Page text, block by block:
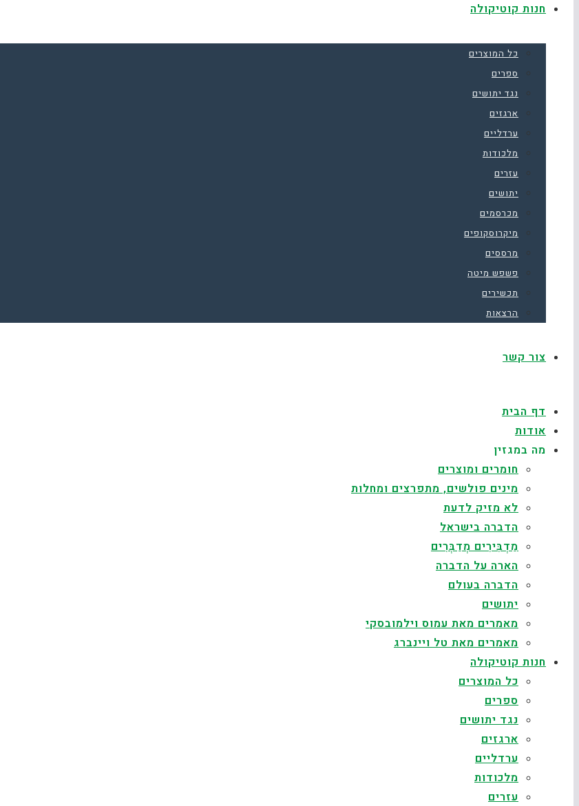
חנות קוטיקולה
כל המוצרים
ספרים
נגד יתושים
ארגזים
ערדליים
מלכודות
עזרים
יתושים
מכרסמים
מיקרוסקופים
מרססים
פשפש מיטה
תכשירים
הרצאות
צור קשר
דף הבית
אודות
מה במגזין
חומרים ומוצרים
מינים פולשים, מתפרצים ומחלות
לא מזיק לדעת
הדברה בישראל
מַדְבִּירִים מְדַבְּרִים
הארה על הדברה
הדברה בעולם
יתושים
מאמרים מאת עמוס וילמובסקי
מאמרים מאת טל ויינברג
חנות קוטיקולה
כל המוצרים
ספרים
נגד יתושים
ארגזים
ערדליים
מלכודות
עזרים